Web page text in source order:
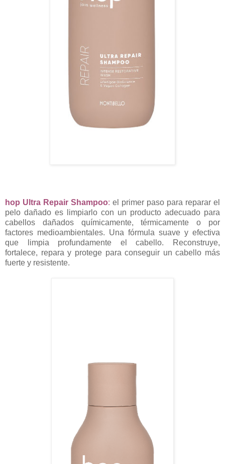
hop Ultra Repair Shampoo: el primer paso para reparar el
pelo dañado es limpiarlo con un producto adecuado para
cabellos dañados químicamente, térmicamente o por
factores medioambientales. Una fórmula suave y efectiva
que limpia profundamente el cabello. Reconstruye,
fortalece, repara y protege para conseguir un cabello más
fuerte y resistente.